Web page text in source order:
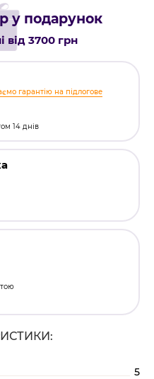
у подарунок
від 3700 грн
гарантію на підлогове
14 днів
5